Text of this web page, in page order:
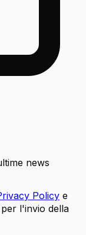
news
Policy e
l'invio della